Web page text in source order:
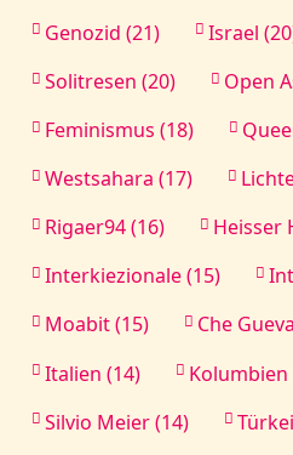
Genozid (21)
Israel
Solitresen (20)
Open
Feminismus (18)
Westsahara (17)
Rigaer94 (16)
Heisser
Interkiezionale (15)
Moabit (15)
Che
Italien (14)
Kolumbien
Silvio Meier (14)